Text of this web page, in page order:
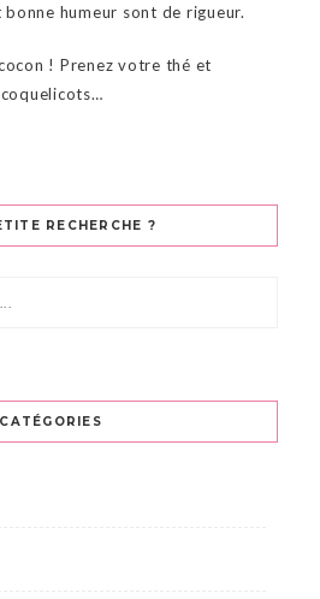
humeur sont de rigueur.
! Prenez votre thé et
RECHERCHE ?
CATÉGORIES